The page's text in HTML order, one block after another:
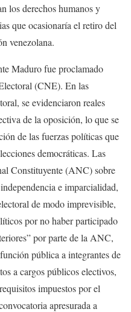
los derechos humanos y
que ocasionaría el retiro del
venezolana.
Maduro fue proclamado
(CNE). En las
se evidenciaron reales
de la oposición, lo que se
de las fuerzas políticas que
democráticas. Las
Constituyente (ANC) sobre
e imparcialidad,
de modo imprevisible,
por no haber participado
por parte de la ANC,
pública a integrantes de
a cargos públicos electivos,
impuestos por el
apresurada a